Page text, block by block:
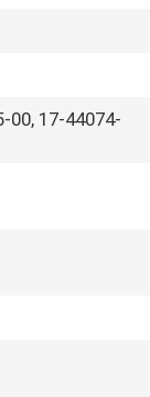
00, 17-44074-